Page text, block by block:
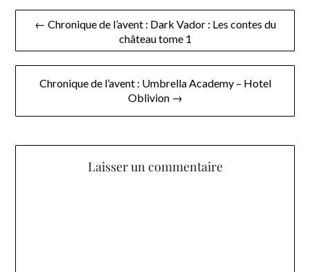
Navigation
l’article
← Chronique de l’avent : Dark Vador : Les contes du
château tome 1
Chronique de l’avent : Umbrella Academy – Hotel
Oblivion →
Laisser un commentaire